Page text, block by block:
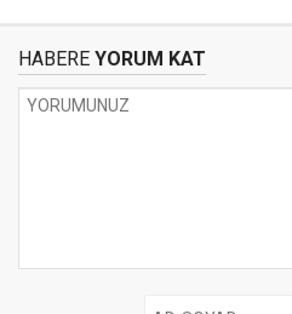
HABERE YORUM KAT